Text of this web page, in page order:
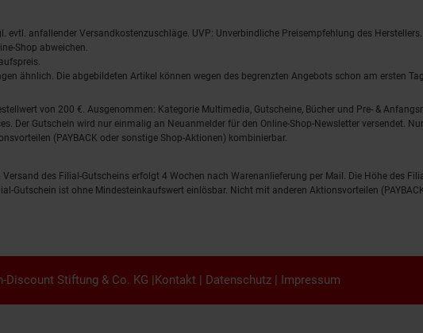
evtl. anfallender Versandkostenzuschläge. UVP: Unverbindliche Preisempfehlung des Herstellers.
Shop abweichen.
ähnlich. Die abgebildeten Artikel können wegen des begrenzten Angebots schon am ersten
von 200 €. Ausgenommen: Kategorie Multimedia, Gutscheine, Bücher und Pre- &
Der Gutschein wird nur einmalig an Neuanmelder für den Online-Shop-Newsletter versendet.
(PAYBACK oder sonstige Shop-Aktionen) kombinierbar.
des Filial-Gutscheins erfolgt 4 Wochen nach Warenanlieferung per Mail. Die Höhe des
Gutschein ist ohne Mindesteinkaufswert einlösbar. Nicht mit anderen Aktionsvorteilen
Stiftung & Co. KG |Kontakt | Datenschutz| Impressum